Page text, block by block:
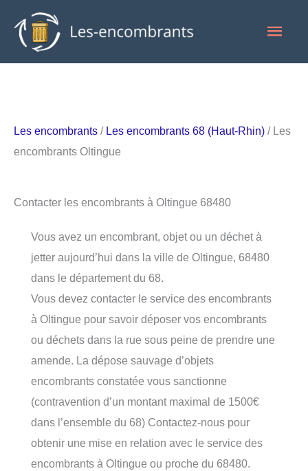
contenu
Les encombrants / Les encombrants 68 (Haut-Rhin) / Les
encombrants Oltingue
Contacter les encombrants à Oltingue 68480
Vous avez un encombrant, objet ou un déchet à
jetter aujourd’hui dans la ville de Oltingue, 68480
dans le département du 68.
Vous devez contacter le service des encombrants
à Oltingue pour savoir déposer vos encombrants
ou déchets dans la rue sous peine de prendre une
amende. La dépose sauvage d’objets
encombrants constatée vous sanctionne
(contravention d’un montant maximal de 1500€
dans l’ensemble du 68) Contactez-nous pour
obtenir une mise en relation avec le service des
encombrants à Oltingue ou proche du 68480.